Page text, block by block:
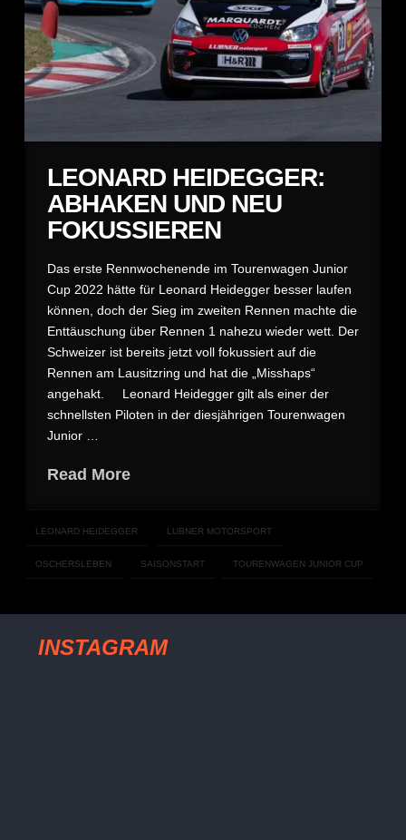
LEONARD HEIDEGGER:
ABHAKEN UND NEU
FOKUSSIEREN
Das erste Rennwochenende im Tourenwagen Junior
Cup 2022 hätte für Leonard Heidegger besser laufen
können, doch der Sieg im zweiten Rennen machte die
Enttäuschung über Rennen 1 nahezu wieder wett. Der
Schweizer ist bereits jetzt voll fokussiert auf die
Rennen am Lausitzring und hat die „Misshaps“
angehakt. Leonard Heidegger gilt als einer der
schnellsten Piloten in der diesjährigen Tourenwagen
Junior …
Read More
LEONARD HEIDEGGER LUBNER MOTORSPORT
OSCHERSLEBEN SAISONSTART TOURENWAGEN JUNIOR CUP
INSTAGRAM